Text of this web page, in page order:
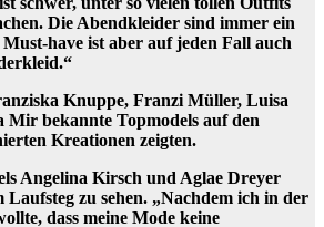
Die Abendkleider sind immer ein
have ist aber auf jeden Fall auch
Knuppe, Franzi Müller, Luisa
Mir bekannte Topmodels auf den
Kreationen zeigten.
Angelina Kirsch und Aglae Dreyer
zu sehen. „Nachdem ich in der
dass meine Mode keine